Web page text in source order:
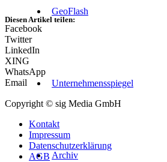
GeoFlash
Unternehmensspiegel
Archiv
Diesen Artikel teilen:
Facebook
Twitter
LinkedIn
XING
WhatsApp
Email
Copyright © sig Media GmbH
Kontakt
Impressum
Datenschutzerklärung
AGB